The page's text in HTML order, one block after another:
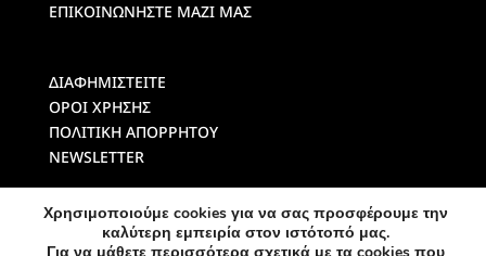
ΕΠΙΚΟΙΝΩΝΗΣΤΕ ΜΑΖΙ ΜΑΣ
ΔΙΑΦΗΜΙΣΤΕΙΤΕ
ΟΡΟΙ ΧΡΗΣΗΣ
ΠΟΛΙΤΙΚΗ ΑΠΟΡΡΗΤΟΥ
NEWSLETTER
Χρησιμοποιούμε cookies για να σας προσφέρουμε την
καλύτερη εμπειρία στον ιστότοπό μας.